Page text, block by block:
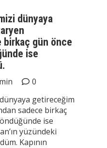
dünyaya
birkaç gün önce
ise
0
getireceğim
sadece birkaç
ise
yüzündeki
Kapının